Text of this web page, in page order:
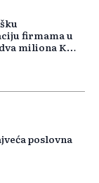
firmama u
miliona KM,
prijava
poslovna